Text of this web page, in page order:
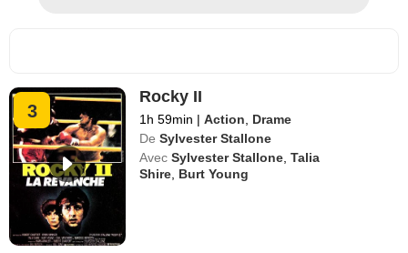
3
Rocky II
1h 59min | Action
Drame
De Sylvester Stallone
Avec Sylvester Stallone ,Talia
Shire Burt Young